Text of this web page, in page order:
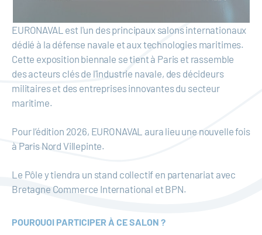
EURONAVAL est l'un des principaux salons internationaux
dédié à la défense navale et aux technologies maritimes.
Cette exposition biennale se tient à Paris et rassemble
des acteurs clés de l'industrie navale, des décideurs
militaires et des entreprises innovantes du secteur
maritime.
Pour l’édition 2026, EURONAVAL aura lieu une nouvelle fois
à Paris Nord Villepinte.
Le Pôle y tiendra un stand collectif en partenariat avec
Bretagne Commerce International et BPN.
POURQUOI PARTICIPER À CE SALON ?